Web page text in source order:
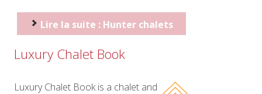
Lire la suite : Hunter chalets
Luxury Chalet Book
Luxury Chalet Book is a chalet and